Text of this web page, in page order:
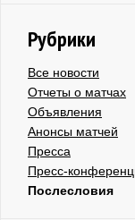
Рубрики
Все новости
Отчеты о матчах
Объявления
Анонсы матчей
Пресса
Пресс-
Послесловия